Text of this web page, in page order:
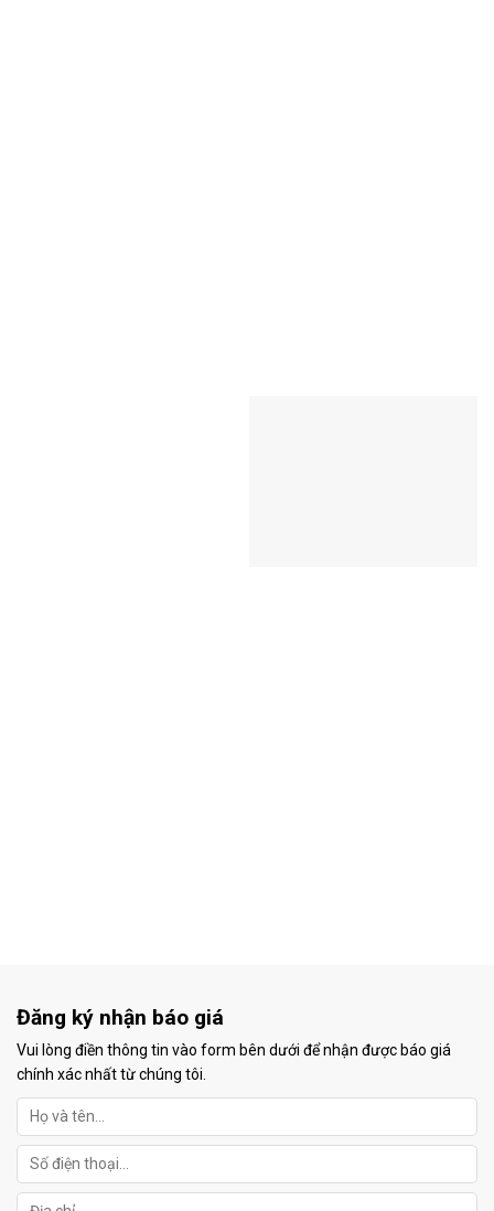
Đăng ký nhận báo giá
Vui lòng điền thông tin vào form bên dưới để nhận được báo giá
chính xác nhất từ chúng tôi.